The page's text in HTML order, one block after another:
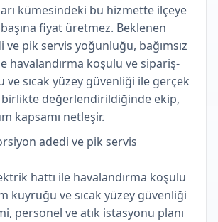
kümesindeki bu hizmette ilçeye
fiyat üretmez. Beklenen
pik servis yoğunluğu, bağımsız
havalandırma koşulu ve sipariş-
sıcak yüzey güvenliği ile gerçek
birlikte değerlendirildiğinde ekip,
kapsamı netleşir.
adedi ve pik servis
hattı ile havalandırma koşulu
kuyruğu ve sıcak yüzey güvenliği
personel ve atık istasyonu planı